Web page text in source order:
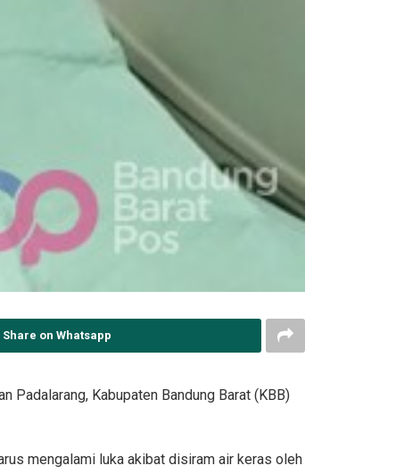
Share on Whatsapp
Padalarang, Kabupaten Bandung Barat (KBB)
mengalami luka akibat disiram air keras oleh